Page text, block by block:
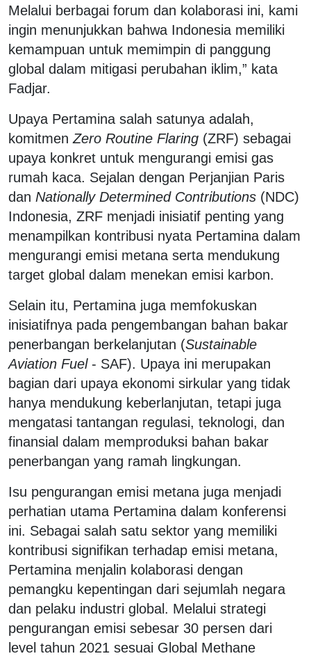
Melalui berbagai forum dan kolaborasi ini, kami
ingin menunjukkan bahwa Indonesia memiliki
kemampuan untuk memimpin di panggung
global dalam mitigasi perubahan iklim,” kata
Fadjar.
Upaya Pertamina salah satunya adalah,
komitmen Zero Routine Flaring (ZRF) sebagai
upaya konkret untuk mengurangi emisi gas
rumah kaca. Sejalan dengan Perjanjian Paris
dan Nationally Determined Contributions (NDC)
Indonesia, ZRF menjadi inisiatif penting yang
menampilkan kontribusi nyata Pertamina dalam
mengurangi emisi metana serta mendukung
target global dalam menekan emisi karbon.
Selain itu, Pertamina juga memfokuskan
inisiatifnya pada pengembangan bahan bakar
penerbangan berkelanjutan (Sustainable
Aviation Fuel- SAF). Upaya ini merupakan
bagian dari upaya ekonomi sirkular yang tidak
hanya mendukung keberlanjutan, tetapi juga
mengatasi tantangan regulasi, teknologi, dan
finansial dalam memproduksi bahan bakar
penerbangan yang ramah lingkungan.
Isu pengurangan emisi metana juga menjadi
perhatian utama Pertamina dalam konferensi
ini. Sebagai salah satu sektor yang memiliki
kontribusi signifikan terhadap emisi metana,
Pertamina menjalin kolaborasi dengan
pemangku kepentingan dari sejumlah negara
dan pelaku industri global. Melalui strategi
pengurangan emisi sebesar 30 persen dari
level tahun 2021 sesuai Global Methane